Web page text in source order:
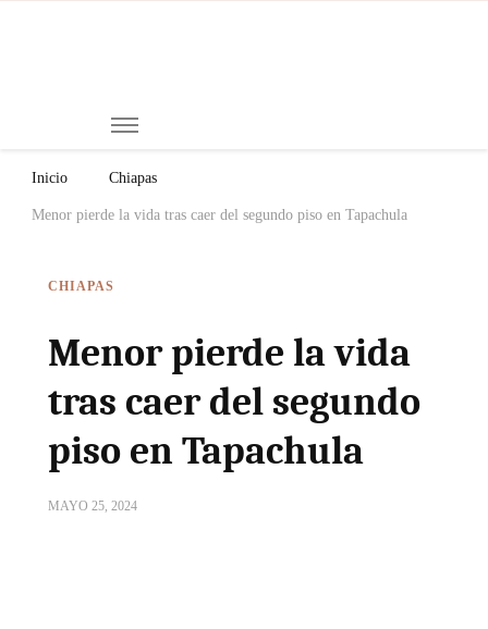
Inicio Chiapas
Menor pierde la vida tras caer del segundo piso en Tapachula
CHIAPAS
Menor pierde la vida
tras caer del segundo
piso en Tapachula
MAYO 25, 2024